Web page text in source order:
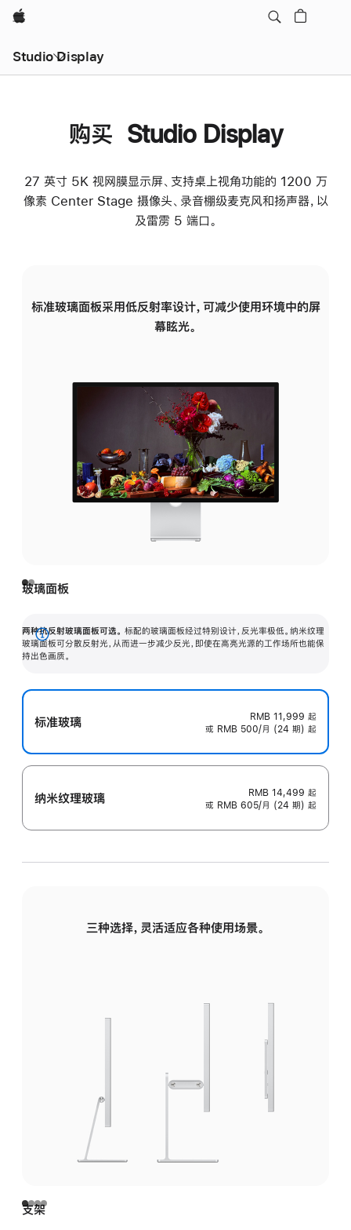
Apple
Studio Display
购买 Studio Display
27 英寸 5K 视网膜显示屏、支持桌上视角功能的 1200 万
像素 Center Stage 摄像头、录音棚级麦克风和扬声器，以
及雷雳 5 端口。
标准玻璃面板采用低反射率设计，可减少使用环境中的屏
幕眩光。
玻璃面板
两种抗反射玻璃面板可选。 标配的玻璃面板经过特别设计，反光率极低。纳米纹理
玻璃面板可分散反射光，从而进一步减少反光，即使在高亮光源的工作场所也能保
持出色画质。
展
开
标准玻璃 RMB 11,999 起
或 RMB 500/月 (24 期) 起
纳米纹理玻璃 RMB 14,499 起
或 RMB 605/月 (24 期) 起
三种选择，灵活适应各种使用场景。
支架